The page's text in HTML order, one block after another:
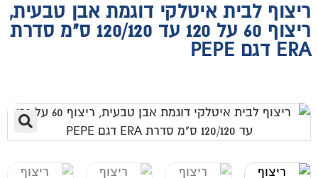
ריצוף לבית איטלקי דוגמת אבן טבעית,
ריצוף 60 על 120 עד 120/120 ס"מ סדרת
ERA דגם PEPE